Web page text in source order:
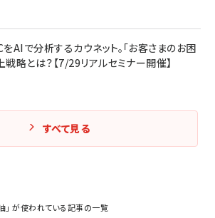
」 が使われている記事の一覧
AIで分析するカウネット。「お客さまのお困
戦略とは？【7/29リアルセミナー開催】
すべて見る